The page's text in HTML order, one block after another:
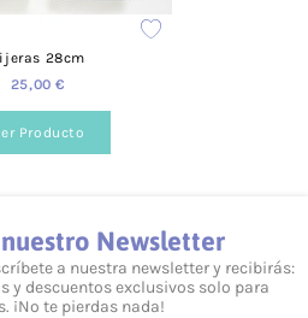
producto?
de color y estilo.
28cm
25,00 €
Producto
Newsletter
a nuestra newsletter y recibirás:
y descuentos exclusivos solo para
¡No te pierdas nada!